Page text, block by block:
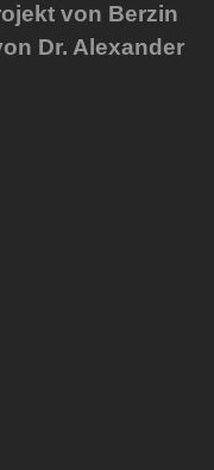
von Berzin
Dr. Alexander